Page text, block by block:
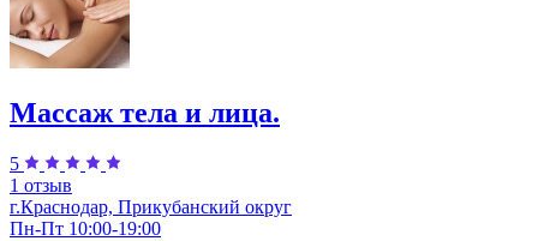
Массаж тела и лица.
5
1 отзыв
г.Краснодар, Прикубанский округ
Пн-Пт 10:00-19:00